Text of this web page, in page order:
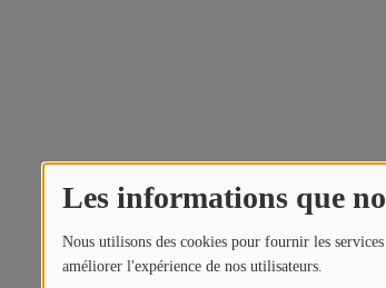
Les informations que
Nous utilisons des cookies pour fournir les
améliorer l'expérience de nos utilisateurs.